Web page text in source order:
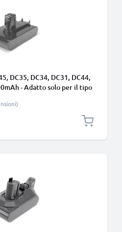
DC35, DC34, DC31, DC44,
- Adatto solo per il tipo